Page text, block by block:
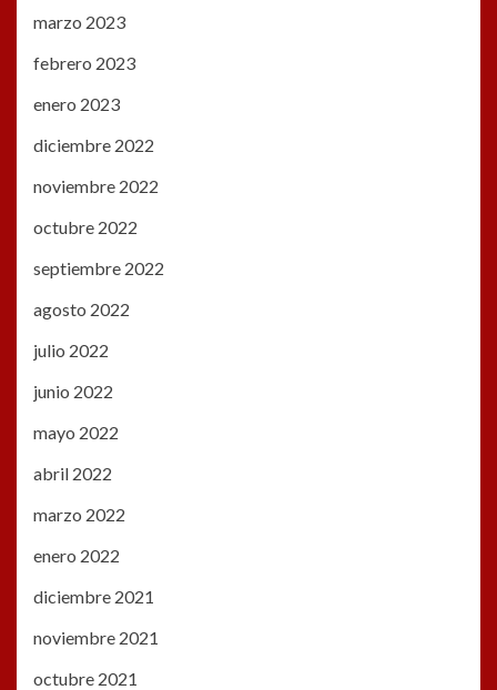
marzo 2023
febrero 2023
enero 2023
diciembre 2022
noviembre 2022
octubre 2022
septiembre 2022
agosto 2022
julio 2022
junio 2022
mayo 2022
abril 2022
marzo 2022
enero 2022
diciembre 2021
noviembre 2021
octubre 2021